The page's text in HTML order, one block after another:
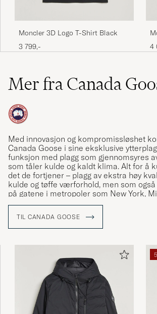
Moncler 3D Logo T-Shirt Black
3 799,-
4
Mer fra Canada
Med innovasjon og kompromissløshet
Canada Goose i sine eksklusive
funksjon med plagg som gjennomsyres
som tåler kulde og kaldt klima. Alt for å
det de fortjener – plagg av ekstra høy
kulde og tøffe værforhold, men som
på gatene i metropoler som New York,
TIL CANADA GOOSE